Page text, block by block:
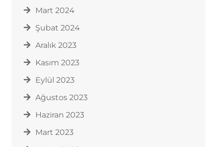
Mart 2024
Şubat 2024
Aralık 2023
Kasım 2023
Eylül 2023
Ağustos 2023
Haziran 2023
Mart 2023